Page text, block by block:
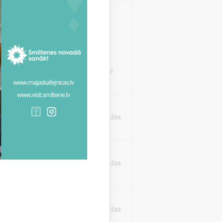
datu iegūšanai
līmeni. 1 minūte
datu iegūšanai
24 stundas
kas tiek
24 stundas
24 stundas